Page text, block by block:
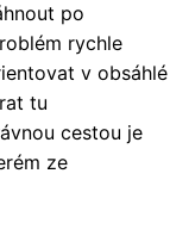
po
rychle
v obsáhlé
tu
cestou je
ze